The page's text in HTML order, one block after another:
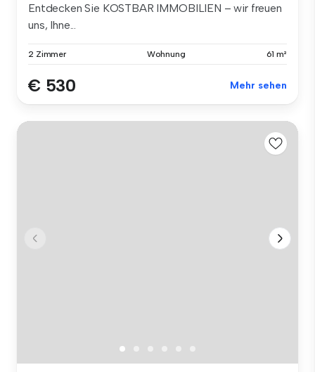
Entdecken Sie KOSTBAR IMMOBILIEN – wir freuen
uns, Ihne...
2 Zimmer Wohnung 61 m²
€ 530 Mehr sehen